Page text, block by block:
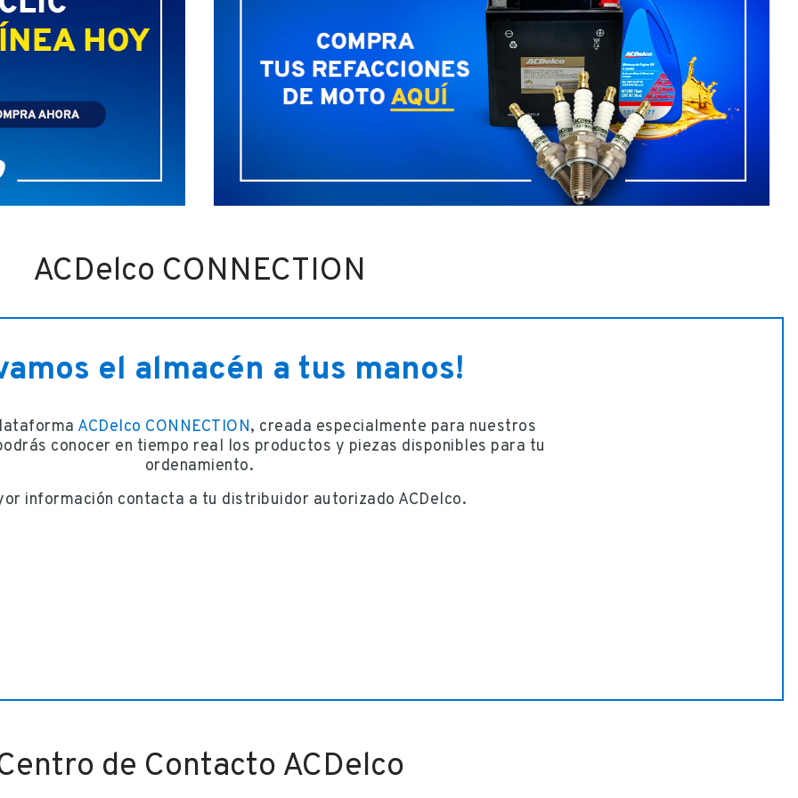
ACDelco CONNECTION
el almacén a tus manos!
ACDelco CONNECTION, creada especialmente para nuestros
conocer en tiempo real los productos y piezas disponibles para tu
ordenamiento.
información contacta a tu distribuidor autorizado ACDelco.
de Contacto ACDelco